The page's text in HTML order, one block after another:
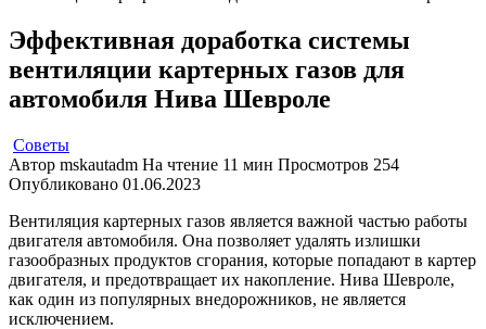
Эффективная доработка системы
вентиляции картерных газов для
автомобиля Нива Шевроле
Советы
Автор mskautadm На чтение 11 мин Просмотров 254
Опубликовано 01.06.2023
Вентиляция картерных газов является важной частью работы
двигателя автомобиля. Она позволяет удалять излишки
газообразных продуктов сгорания, которые попадают в картер
двигателя, и предотвращает их накопление. Нива Шевроле,
как один из популярных внедорожников, не является
исключением.